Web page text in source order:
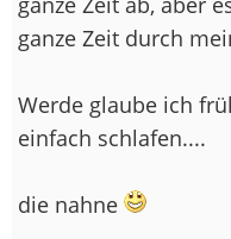
ganze Zeit durch
Werde glaube ich
einfach schlafen....
die nahne